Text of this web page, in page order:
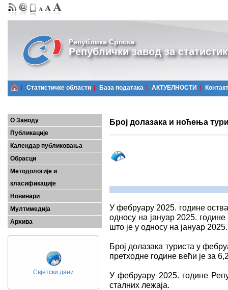
Република Српска
Републички завод за
Статистичке области Базa података АКТУЕЛНОСТИ Контакт
О Заводу
Публикације
Календар публиковања
Обрасци
Методологије и
класификације
Новинари
Мултимедија
Архива
Свјетски дани
Број долазака и ноћења
У фебруару 2025. године
односу на јануар 2025.
што је у односу на јануар
Број долазака туриста у
претходне године већи је за
У фебруару 2025. године
сталних лежаја.